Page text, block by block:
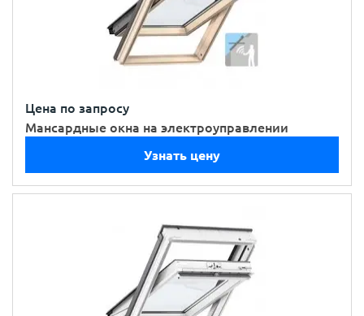
Цена по запросу
Мансардные окна на электроуправлении
Узнать цену